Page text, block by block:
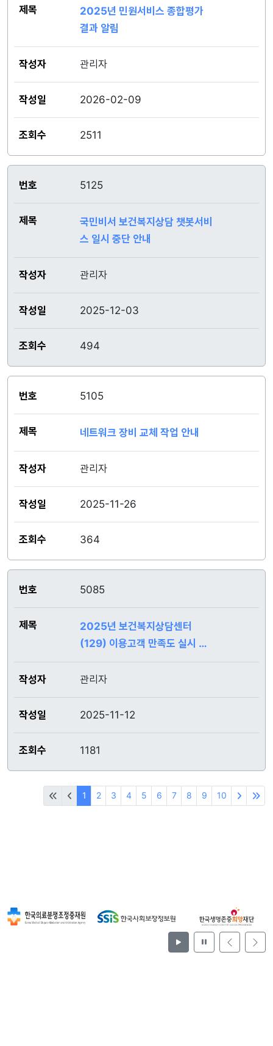
2025년 민원서비스 종합평가
결과 알림
관리자
2026-02-09
2511
5125
국민비서 보건복지상담 챗봇서비
스 일시 중단 안내
관리자
2025-12-03
494
5105
네트워크 장비 교체 작업 안내
관리자
2025-11-26
364
5085
2025년 보건복지상담센터
(129) 이용고객 만족도 실시 안
내
관리자
2025-11-12
1181
1 2 3 4 5 6 7 8 9 10